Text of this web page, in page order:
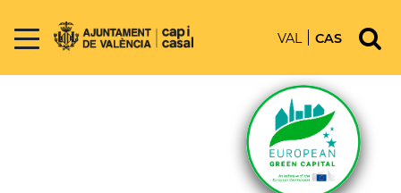
VAL CAS